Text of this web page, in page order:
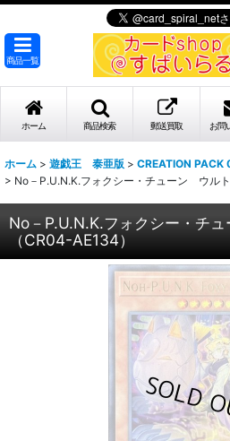
商品一覧
ホーム 商品検索 郵送買取 お問
ホーム > 遊戯王 泰亜版 > CREATION PACK
> No－P.U.N.K.フォクシー・チューン ウル
No－P.U.N.K.フォクシー・チ
（CR04-AE134）